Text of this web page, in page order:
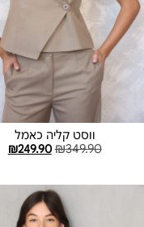
ווסט קליה כאמל
₪349.90
₪249.90